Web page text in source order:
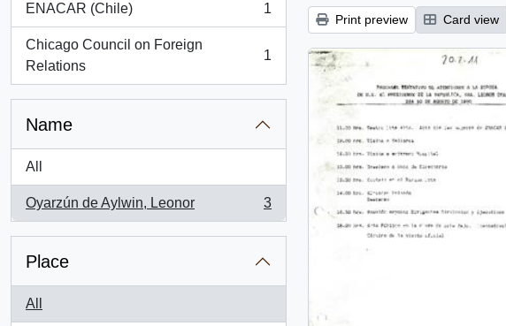
ENACAR (Chile)
, 1 results
1
Chicago Council on Foreign
Relations
, 1 results
1
Name
All
Oyarzún de Aylwin, Leonor
, 3 results
3
Place
All
Print preview Card view